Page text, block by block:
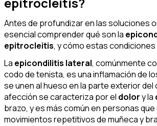
Antes de profundizar en las soluciones
esencial comprender qué son la
epitrocleitis, y cómo estas
La epicondilitis lateral, comúnmente
codo de tenista, es una inflamación de
se unen al hueso en la parte exterior del
afección se caracteriza por el dolory la
brazo, y es más común en personas que
movimientos repetitivos de muñeca y